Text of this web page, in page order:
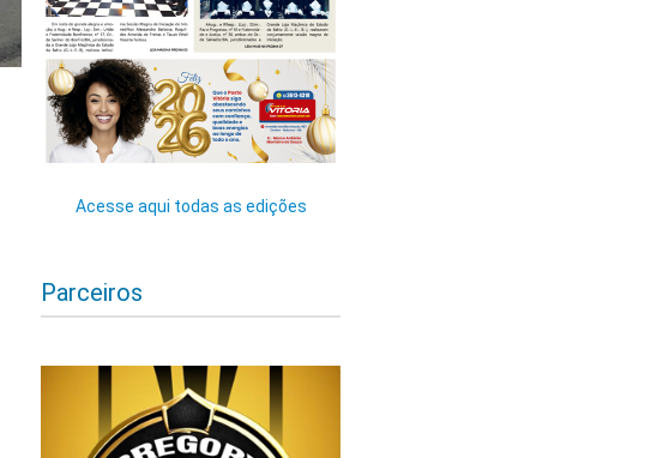
Acesse aqui todas as edições
Parceiros